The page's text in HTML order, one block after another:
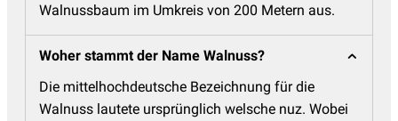
Walnussbaum im Umkreis von 200 Metern aus.
Woher stammt der Name Walnuss?
Die mittelhochdeutsche Bezeichnung für die
Walnuss lautete ursprünglich welsche nuz. Wobei